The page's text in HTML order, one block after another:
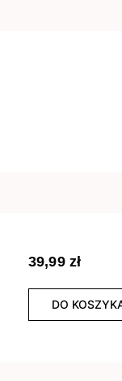
39,99 zł
DO